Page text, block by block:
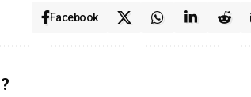
Facebook